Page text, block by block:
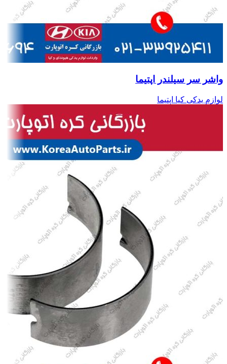
واشر سر سیلندر اپتیما
لوازم یدکی کیا اپتیما